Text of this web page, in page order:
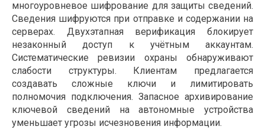
многоуровневое шифрование для защиты сведений.
Сведения шифруются при отправке и содержании на
серверах. Двухэтапная верификация блокирует
незаконный доступ к учётным аккаунтам.
Систематические ревизии охраны обнаруживают
слабости структуры. Клиентам предлагается
создавать сложные ключи и лимитировать
полномочия подключения. Запасное архивирование
ключевой сведений на автономные устройства
уменьшает угрозы исчезновения информации.